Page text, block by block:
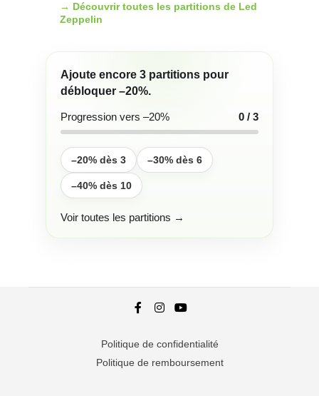
→ Découvrir toutes les partitions de Led
Zeppelin
Ajoute encore 3 partitions pour
débloquer –20%.
Progression vers –20% 0 / 3
–20% dès 3 –30% dès 6
–40% dès 10
Voir toutes les partitions →
Politique de confidentialité
Politique de remboursement